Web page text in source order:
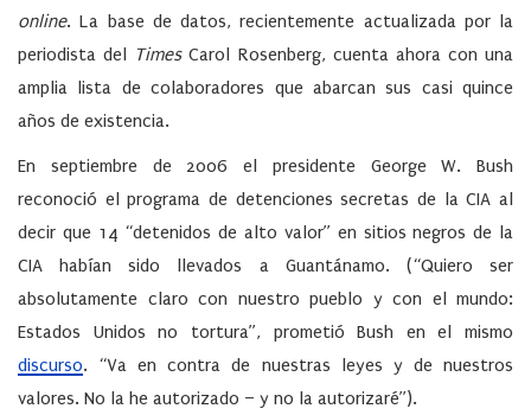
online. La base de datos, recientemente actualizada por la
periodista del TimesCarol Rosenberg, cuenta ahora con una
amplia lista de colaboradores que abarcan sus casi quince
años de existencia.
En septiembre de 2006 el presidente George W. Bush
reconoció el programa de detenciones secretas de la CIA al
decir que 14 “detenidos de alto valor” en sitios negros de la
CIA habían sido llevados a Guantánamo. (“Quiero ser
absolutamente claro con nuestro pueblo y con el mundo:
Estados Unidos no tortura”, prometió Bush en el mismo
discurso. “Va en contra de nuestras leyes y de nuestros
valores. No la he autorizado – y no la autorizaré”).